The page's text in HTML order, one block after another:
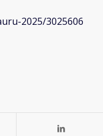
2025/3025606